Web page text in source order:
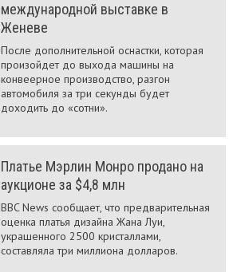
международной выставке в
Женеве
После дополнительной оснастки, которая
произойдет до выхода машины на
конвеерное производство, разгон
автомобиля за три секунды будет
доходить до «сотни».
Платье Мэрлин Монро продано на
аукционе за $4,8 млн
BBC News сообщает, что предварительная
оценка платья дизайна Жана Луи,
украшенного 2500 кристаллами,
составляла три миллиона долларов.